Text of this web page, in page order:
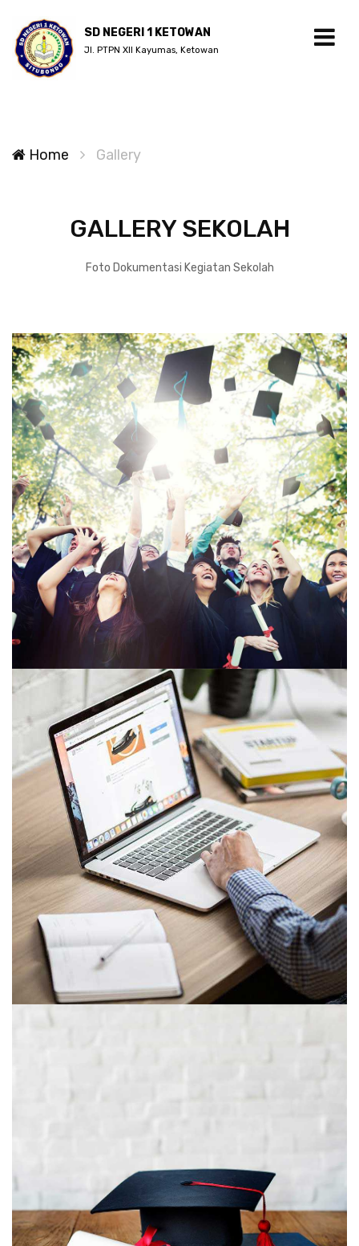
SD NEGERI 1 KETOWAN
Jl. PTPN XII Kayumas, Ketowan
Home Gallery
GALLERY SEKOLAH
Foto Dokumentasi Kegiatan Sekolah